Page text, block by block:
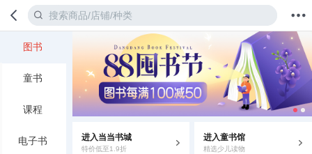
值得买 我的当当
图书
童书
课程
电子书 进入当当书城
特价低至1.9折
进入童书馆
精选少儿读物